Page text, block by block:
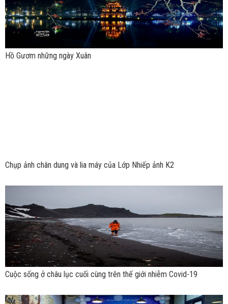
Hồ Gươm những ngày Xuân
Chụp ảnh chân dung và lia máy của Lớp Nhiếp ảnh K2
Cuộc sống ở châu lục cuối cùng trên thế giới nhiễm Covid-19